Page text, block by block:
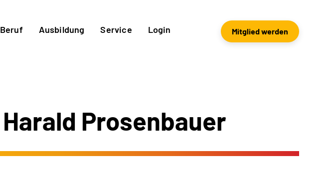
Beruf Ausbildung Service Login Mitglied werden
Harald Prosenbauer